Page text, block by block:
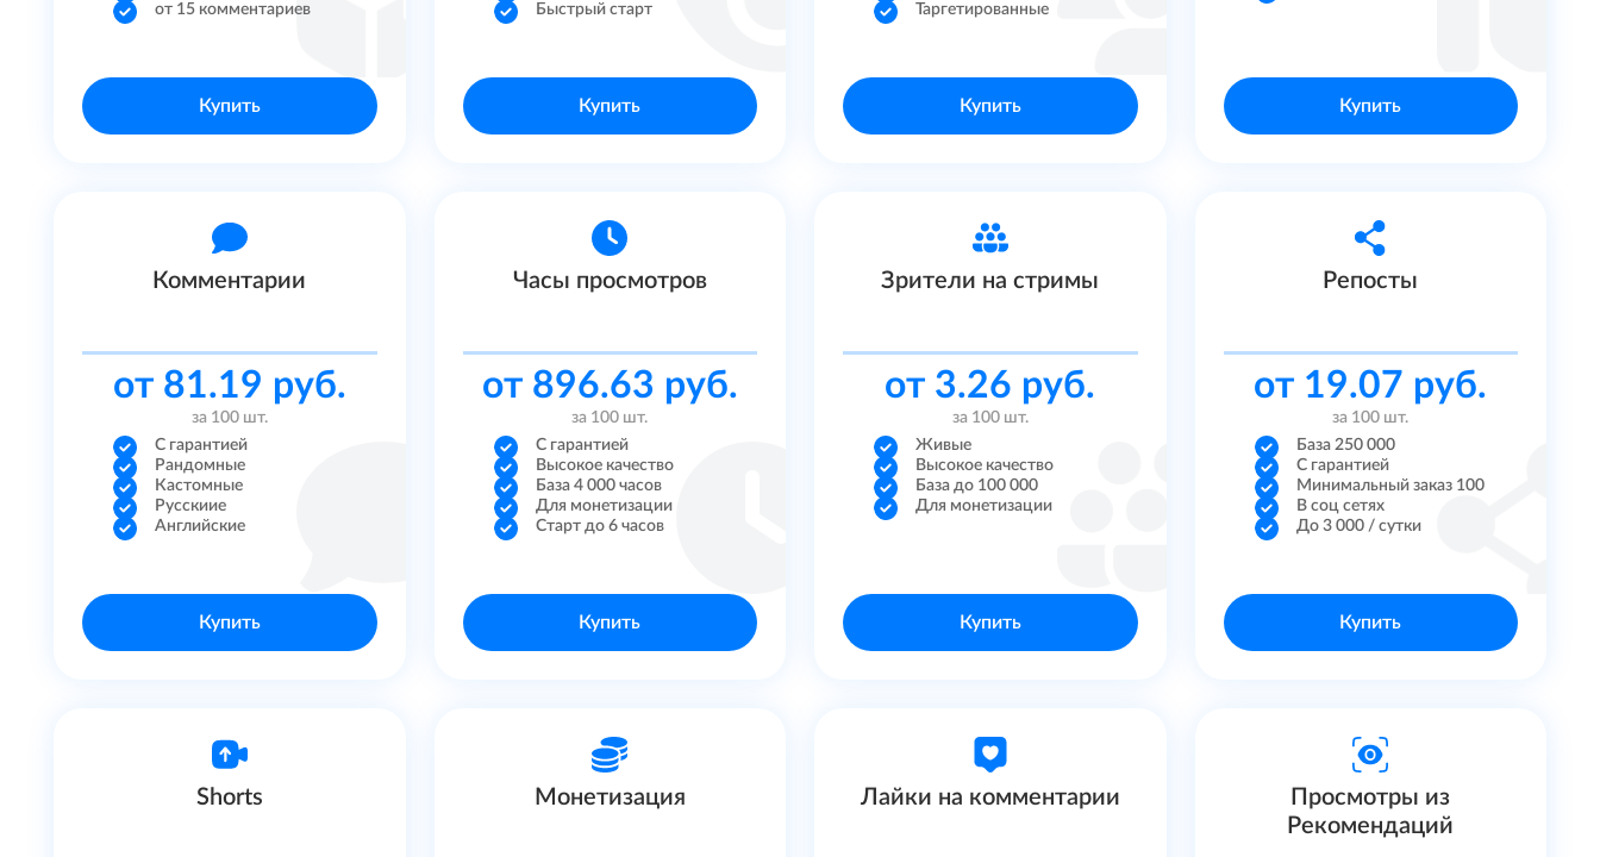
Одноклассники
Яндекс Дзен
Трафик на сайт
от 15 комментариев
Купить
Быстрый старт
Купить
Таргетированные
Купить Купить
Комментарии
от 81.19 руб.
за 100 шт.
С гарантией
Рандомные
Кастомные
Русскиие
Английские
Купить
Часы просмотров
от 896.63 руб.
за 100 шт.
С гарантией
Высокое качество
База 4 000 часов
Для монетизации
Старт до 6 часов
Купить
Зрители на стримы
от 3.26 руб.
за 100 шт.
Живые
Высокое качество
База до 100 000
Для монетизации
Купить
Репосты
от 19.07 руб.
за 100 шт.
База 250 000
С гарантией
Минимальный заказ 100
В соц сетях
До 3 000 / сутки
Купить
Shorts Монетизация Лайки на комментарии
Просмотры из
Рекомендаций